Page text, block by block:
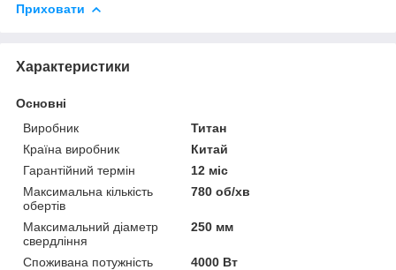
Приховати
Характеристики
Основні
Виробник
Титан
Країна виробник
Китай
Гарантійний термін
12 міс
Максимальна кількість
обертів
780 об/хв
Максимальний діаметр
свердління
250 мм
Споживана потужність
4000 Вт